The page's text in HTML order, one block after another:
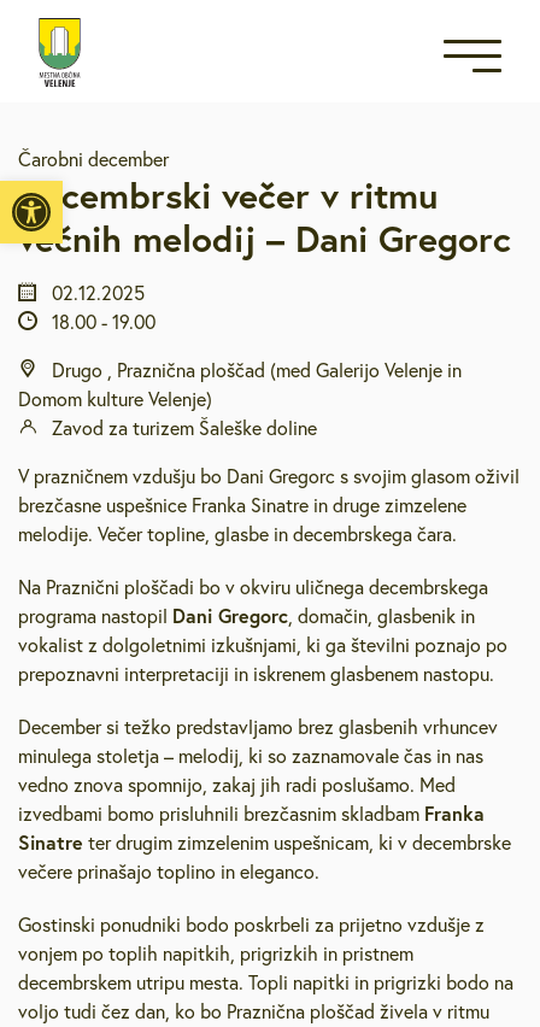
Open toolbar
Čarobni december
Decembrski večer v ritmu
večnih melodij – Dani Gregorc
02.12.2025
18.00 - 19.00
Drugo , Praznična ploščad (med Galerijo Velenje in
Domom kulture Velenje)
Zavod za turizem Šaleške doline
V prazničnem vzdušju bo Dani Gregorc s svojim glasom oživil
brezčasne uspešnice Franka Sinatre in druge zimzelene
melodije. Večer topline, glasbe in decembrskega čara.
Na Praznični ploščadi bo v okviru uličnega decembrskega
programa nastopil Dani Gregorc, domačin, glasbenik in
vokalist z dolgoletnimi izkušnjami, ki ga številni poznajo po
prepoznavni interpretaciji in iskrenem glasbenem nastopu.
December si težko predstavljamo brez glasbenih vrhuncev
minulega stoletja – melodij, ki so zaznamovale čas in nas
vedno znova spomnijo, zakaj jih radi poslušamo. Med
izvedbami bomo prisluhnili brezčasnim skladbam Franka
Sinatre ter drugim zimzelenim uspešnicam, ki v decembrske
večere prinašajo toplino in eleganco.
Gostinski ponudniki bodo poskrbeli za prijetno vzdušje z
vonjem po toplih napitkih, prigrizkih in pristnem
decembrskem utripu mesta. Topli napitki in prigrizki bodo na
voljo tudi čez dan, ko bo Praznična ploščad živela v ritmu